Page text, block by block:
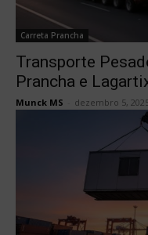
Carreta Prancha
Transporte
Prancha e
Munck MS dezembro 5,